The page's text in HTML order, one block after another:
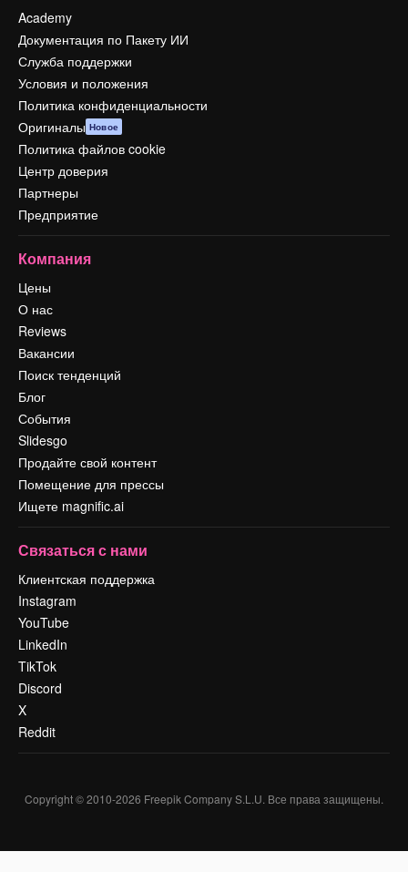
Academy
Документация по Пакету ИИ
Служба поддержки
Условия и положения
Политика конфиденциальности
Оригиналы Новое
Политика файлов cookie
Центр доверия
Партнеры
Предприятие
Компания
Цены
О нас
Reviews
Вакансии
Поиск тенденций
Блог
События
Slidesgo
Продайте свой контент
Помещение для прессы
Ищете magnific.ai
Связаться с нами
Клиентская поддержка
Instagram
YouTube
LinkedIn
TikTok
Discord
X
Reddit
Copyright © 2010-2026 Freepik Company S.L.U. Все права защищены.